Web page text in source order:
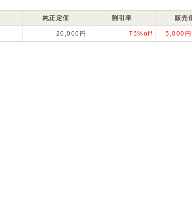
純正定価 割引率 販売
20,000円 75%off 5,000円